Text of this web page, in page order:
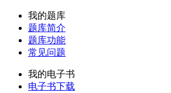
我的题库
题库简介
题库功能
常见问题
我的电子书
电子书下载